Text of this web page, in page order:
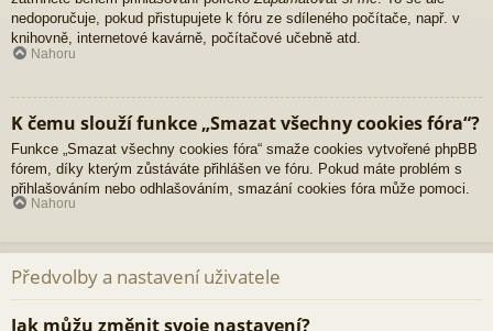
nedoporučuje, pokud přistupujete k fóru ze sdíleného počítače, např. v
knihovně, internetové kavárně, počítačové učebně atd.
Nahoru
K čemu slouží funkce „Smazat všechny cookies fóra“?
Funkce „Smazat všechny cookies fóra“ smaže cookies vytvořené phpBB
fórem, díky kterým zůstáváte přihlášen ve fóru. Pokud máte problém s
přihlašováním nebo odhlašováním, smazání cookies fóra může pomoci.
Nahoru
Předvolby a nastavení uživatele
Jak můžu změnit svoje nastavení?